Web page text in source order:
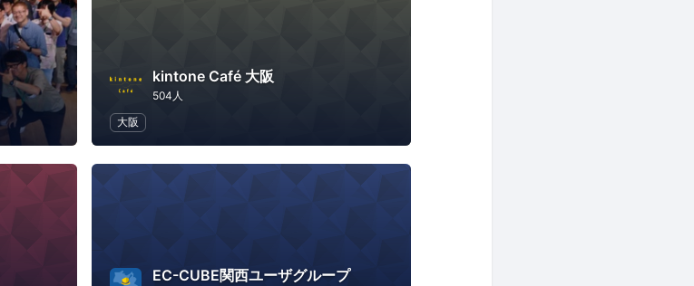
kintone Café 大阪
504人
大阪
EC-CUBE関西ユーザグループ